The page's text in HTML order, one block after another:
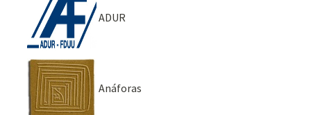
ADUR
Anáforas